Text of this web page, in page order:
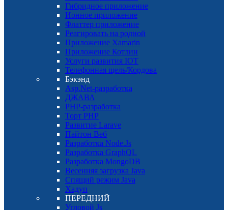
Гибридное приложение
Ионное приложение
Флаттер приложение
Реагировать на родной
Приложение Xamarin
Приложение Котлин
Услуги развития IOT
Телефонная щель/Кордова
Бэкэнд
Asp.Net-разработка
ДЖАВА
PHP-разработка
Торт PHP
Развитие Larave
Пайтон Веб
Разработка Node.Js
Разработка GraphQL
Разработка MongoDB
Весенняя загрузка Java
Спящий режим Java
Хадуп
ПЕРЕДНИЙ
Угловой Js